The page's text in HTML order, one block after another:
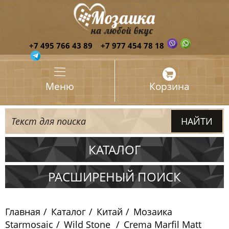
+7 495 766 43 89 +7 977 454 78 18
Меню Корзина
КАТАЛОГ
Испания
Китай
РАСШИРЕНЫЙ ПОИСК
Главная Каталог Китай
Мозаика
Starmosaic
Wild Stone
Crema Marfil Matt